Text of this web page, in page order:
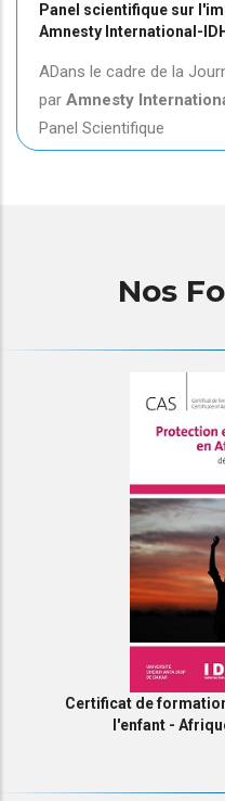
Panel scientifique sur
Amnesty International-
ADans le cadre de la
par Amnesty
Panel Scientifique
Nos
Certificat de
l'enfant -